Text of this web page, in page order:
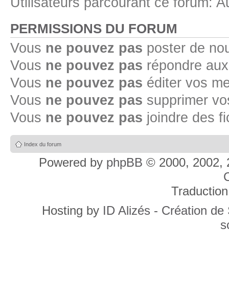
PERMISSIONS DU FORUM
Vous ne pouvez pas poster de
Vous ne pouvez pas répondre
Vous ne pouvez pas éditer vos
Vous ne pouvez pas supprimer
Vous ne pouvez pas joindre des
Index du forum
Powered by phpBB © 2000, 2002,
Hosting by ID Alizés - Création